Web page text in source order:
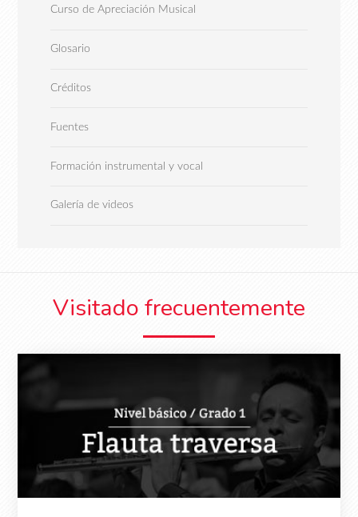
Curso de Apreciación Musical
Glosario
Créditos
Fuentes
Formación instrumental y vocal
Galería de videos
Visitado frecuentemente